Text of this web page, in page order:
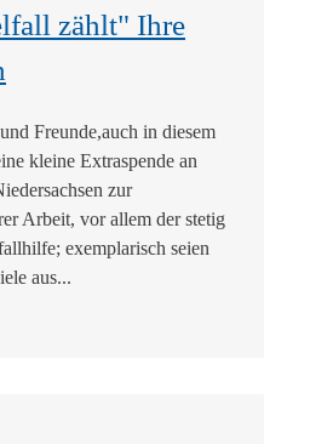
zählt" Ihre
Freunde,auch in diesem
kleine Extraspende an
zur
Arbeit, vor allem der stetig
exemplarisch seien
aus...